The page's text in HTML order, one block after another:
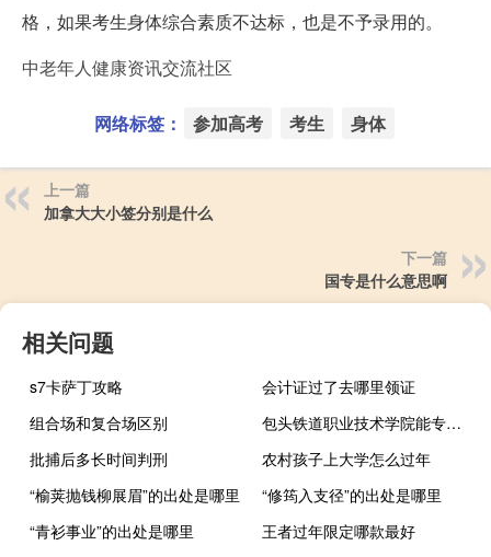
格，如果考生身体综合素质不达标，也是不予录用的。
中老年人健康资讯交流社区
网络标签： 参加高考 考生 身体
上一篇
加拿大大小签分别是什么
下一篇
国专是什么意思啊
相关问题
s7卡萨丁攻略
会计证过了去哪里领证
组合场和复合场区别
包头铁道职业技术学院能专升本吗
批捕后多长时间判刑
农村孩子上大学怎么过年
“榆荚抛钱柳展眉”的出处是哪里
“修筠入支径”的出处是哪里
“青衫事业”的出处是哪里
王者过年限定哪款最好